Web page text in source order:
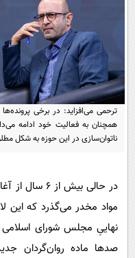
ترحمی می‌افزاید: در برخی
همچنان به فعالیت خود ادامه
ناتوان‌سازی در این حوزه به شکل
در حالی بیش
مواد مخدر می‌گذرد که این
نهاییِ‌ مجلس شورای اسلامی
صدها ماده روان‌گردان